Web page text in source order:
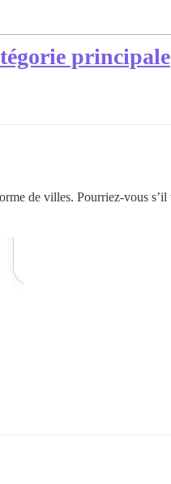
principale
de villes. Pourriez-vous